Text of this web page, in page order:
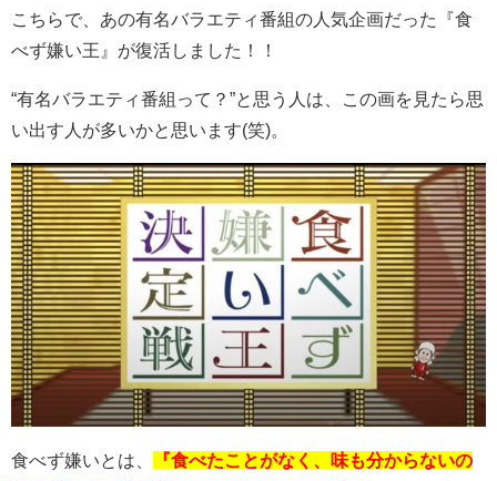
こちらで、あの有名バラエティ番組の人気企画だった『食
べず嫌い王』が復活しました！！
“有名バラエティ番組って？”と思う人は、この画を見たら思
い出す人が多いかと思います(笑)。
食べず嫌いとは、
『食べたことがなく、味も分からないの